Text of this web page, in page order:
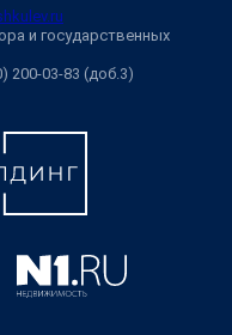
и государственных
200-03-83 (доб.3)